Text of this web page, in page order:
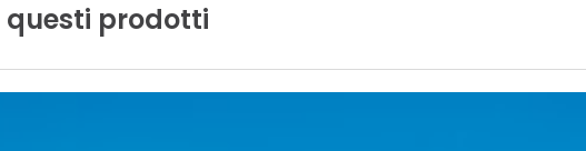
questi prodotti